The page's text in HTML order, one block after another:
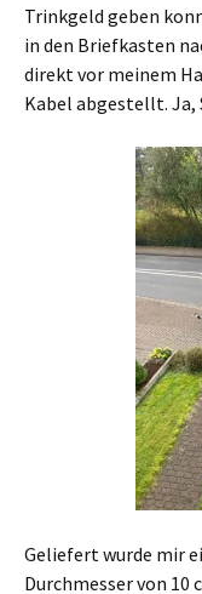
Trinkgeld geben
in den Briefkasten
direkt vor meinem
Kabel abgestellt.
Geliefert wurde mir
Durchmesser von 10